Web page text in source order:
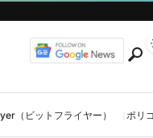
（ビットフライヤー） ポリ